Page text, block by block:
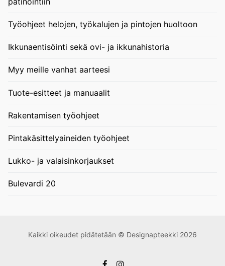
Työohjeet helojen, työkalujen ja pintojen huoltoon
Ikkunaentisöinti sekä ovi- ja ikkunahistoria
Myy meille vanhat aarteesi
Tuote-esitteet ja manuaalit
Rakentamisen työohjeet
Pintakäsittelyaineiden työohjeet
Lukko- ja valaisinkorjaukset
Bulevardi 20
Kaikki oikeudet pidätetään © Designapteekki 2026